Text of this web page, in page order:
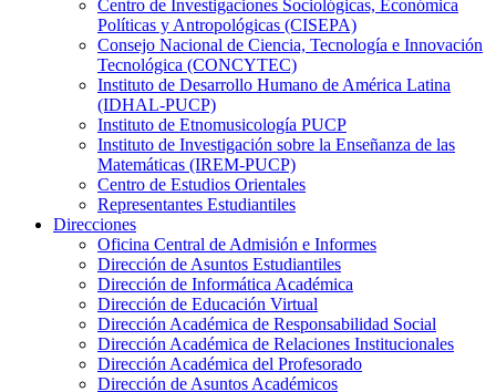
Centro de Investigaciones Sociológicas, Económica
Políticas y Antropológicas (CISEPA)
Consejo Nacional de Ciencia, Tecnología e Innovación
Tecnológica (CONCYTEC)
Instituto de Desarrollo Humano de América Latina
(IDHAL-PUCP)
Instituto de Etnomusicología PUCP
Instituto de Investigación sobre la Enseñanza de las
Matemáticas (IREM-PUCP)
Centro de Estudios Orientales
Representantes Estudiantiles
Direcciones
Oficina Central de Admisión e Informes
Dirección de Asuntos Estudiantiles
Dirección de Informática Académica
Dirección de Educación Virtual
Dirección Académica de Responsabilidad Social
Dirección Académica de Relaciones Institucionales
Dirección Académica del Profesorado
Dirección de Asuntos Académicos